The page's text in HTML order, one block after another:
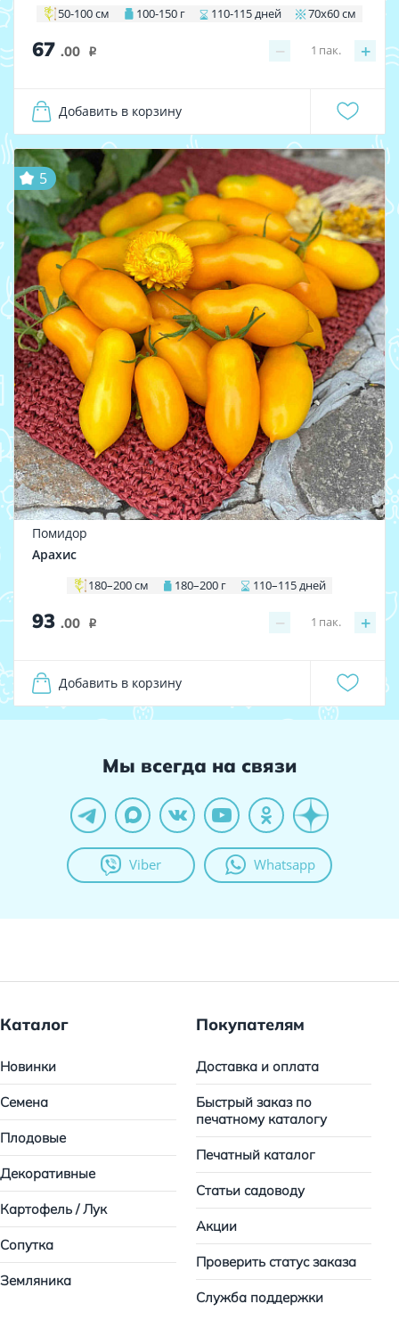
50-100 см 100-150 г 110-115 дней 70х60 см
67 .00 i − +
1 пак.
Добавить в корзину
5
Помидор
Арахис
180–200 см 180–200 г 110–115 дней
93 .00 i − +
1 пак.
Добавить в корзину
Мы всегда на связи
Viber Whatsapp
Каталог
Новинки
Семена
Плодовые
Декоративные
Картофель / Лук
Сопутка
Земляника
Покупателям
Доставка и оплата
Быстрый заказ по
печатному каталогу
Печатный каталог
Статьи садоводу
Акции
Проверить статус заказа
Служба поддержки